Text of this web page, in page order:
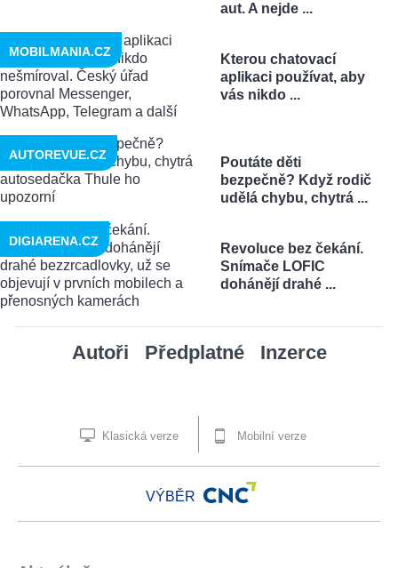
aut. A nejde ...
Kterou chatovací
aplikaci používat, aby
vás nikdo ...
MOBILMANIA.CZ
Poutáte děti
bezpečně? Když rodič
udělá chybu, chytrá ...
AUTOREVUE.CZ
Revoluce bez čekání.
Snímače LOFIC
dohánějí drahé ...
DIGIARENA.CZ
Autoři Předplatné Inzerce
Klasická verze Mobilní verze
VÝBĚR